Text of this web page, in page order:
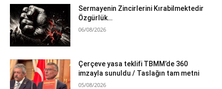
Sermayenin Zincirlerini Kırabilmektedir
Özgürlük…
06/08/2026
Çerçeve yasa teklifi TBMM’de 360
imzayla sunuldu / Taslağın tam metni
05/08/2026